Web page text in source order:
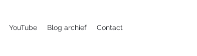
YouTube Blog archief Contact